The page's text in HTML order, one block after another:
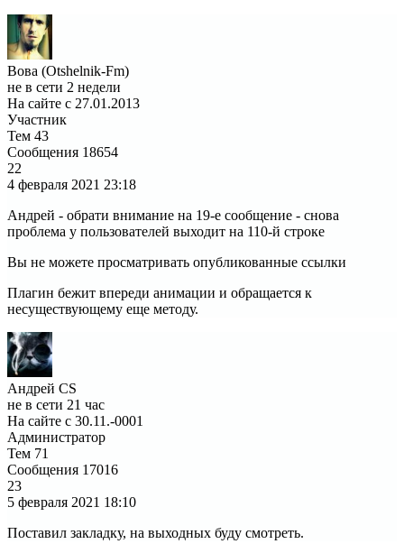
Вова (Otshelnik-Fm)
не в сети 2 недели
На сайте с 27.01.2013
Участник
Тем 43
Сообщения 18654
22
4 февраля 2021 23:18
Андрей - обрати внимание на 19-е сообщение - снова
проблема у пользователей выходит на 110-й строке
Вы не можете просматривать опубликованные ссылки
Плагин бежит впереди анимации и обращается к
несуществующему еще методу.
Андрей CS
не в сети 21 час
На сайте с 30.11.-0001
Администратор
Тем 71
Сообщения 17016
23
5 февраля 2021 18:10
Поставил закладку, на выходных буду смотреть.